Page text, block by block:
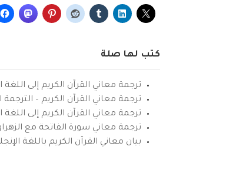
كتب لها صلة
ترجمة معاني القرآن الكريم إلى اللغة
ترجمة معاني القرآن الكريم – الترجمة
ترجمة معاني القرآن الكريم إلى
ترجمة معاني سورة الفاتحة مع
بيان معاني القرآن الكريم باللغة